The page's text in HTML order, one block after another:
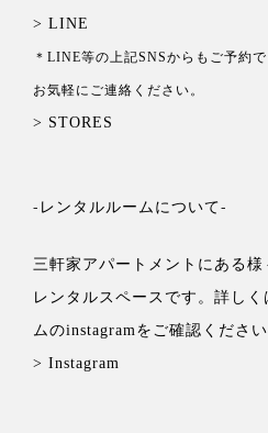
> LINE
＊LINE等の上記SNSからもご予約で
お気軽にご連絡ください。
> STORES
-レンタルルームについて-
三軒家アパートメントにある
レンタルスペースです。詳しく
ムのinstagramをご確認ください
> Instagram